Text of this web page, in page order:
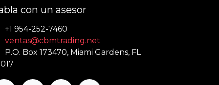
con un asesor
+1 954-252-7460
ventas@cbmtrading.net
P.O. Box 173470, Miami Gardens, FL